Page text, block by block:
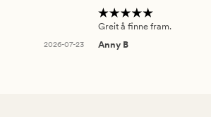
2026-07-23
Greit å finne fram.
Anny B